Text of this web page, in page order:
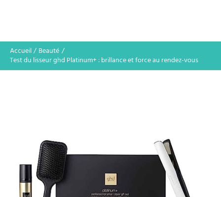
Accueil
Beauté
Test du lisseur ghd Platinum+ : brillance et force au rendez-vous